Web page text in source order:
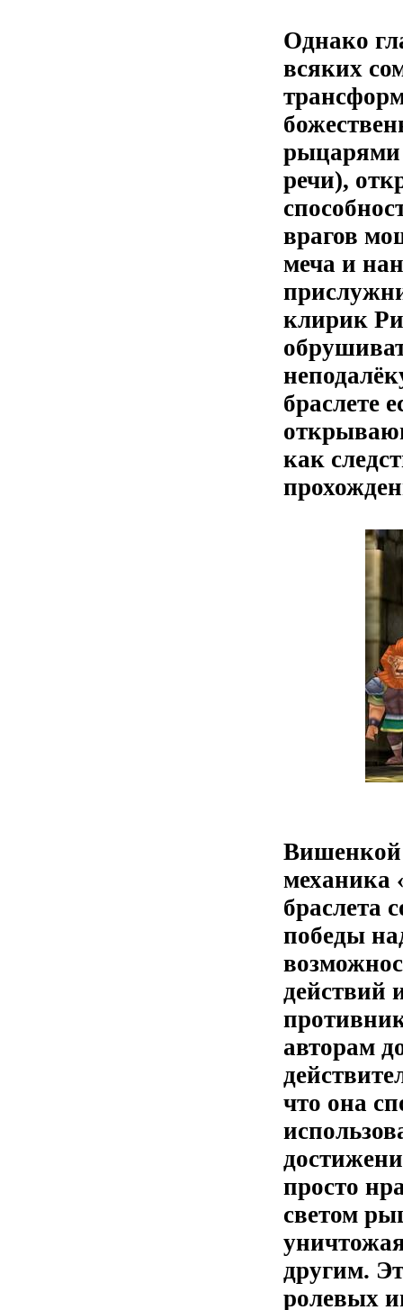
Однако
всяких
рыцарями
речи),
врагов
меча и
клирик
браслете
как
Вишенкой
механика
браслета
победы
действий
авторам
что она
просто
светом
другим.
ролевых